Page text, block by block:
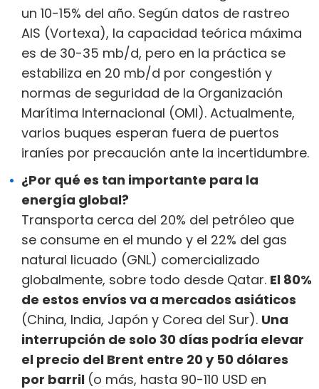
un 10-15% del año. Según datos de rastreo
AIS (Vortexa), la capacidad teórica máxima
es de 30-35 mb/d, pero en la práctica se
estabiliza en 20 mb/d por congestión y
normas de seguridad de la Organización
Marítima Internacional (OMI). Actualmente,
varios buques esperan fuera de puertos
iraníes por precaución ante la incertidumbre.
¿Por qué es tan importante para la
energía global?
Transporta cerca del 20% del petróleo que
se consume en el mundo y el 22% del gas
natural licuado (GNL) comercializado
globalmente, sobre todo desde Qatar. El 80%
de estos envíos va a mercados asiáticos
(China, India, Japón y Corea del Sur). Una
interrupción de solo 30 días podría elevar
el precio del Brent entre 20 y 50 dólares
por barril (o más, hasta 90-110 USD en